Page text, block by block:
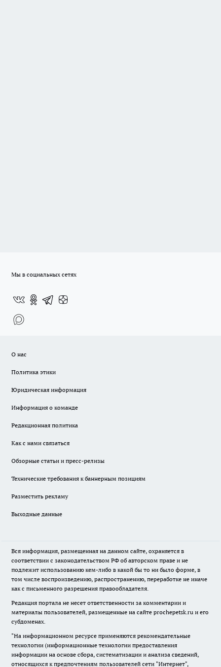
Мы в социальных сетях
О нас
Политика этики
Юридическая информация
Информация о команде
Редакционная политика
Как с нами связаться
Обзорные статьи и пресс-релизы
Технические требования к баннерным позициям
Разместить рекламу
Выходные данные
Вся информация, размещенная на данном сайте, охраняется в
соответствии с законодательством РФ об авторском праве и не
подлежит использованию кем-либо в какой бы то ни было форме, в
том числе воспроизведению, распространению, переработке не иначе
как с письменного разрешения правообладателя.
Редакция портала не несет ответственности за комментарии и
материалы пользователей, размещенные на сайте prochepetsk.ru и его
субдоменах.
"На информационном ресурсе применяются рекомендательные
технологии (информационные технологии предоставления
информации на основе сбора, систематизации и анализа сведений,
относящихся к предпочтениям пользователей сети "Интернет",